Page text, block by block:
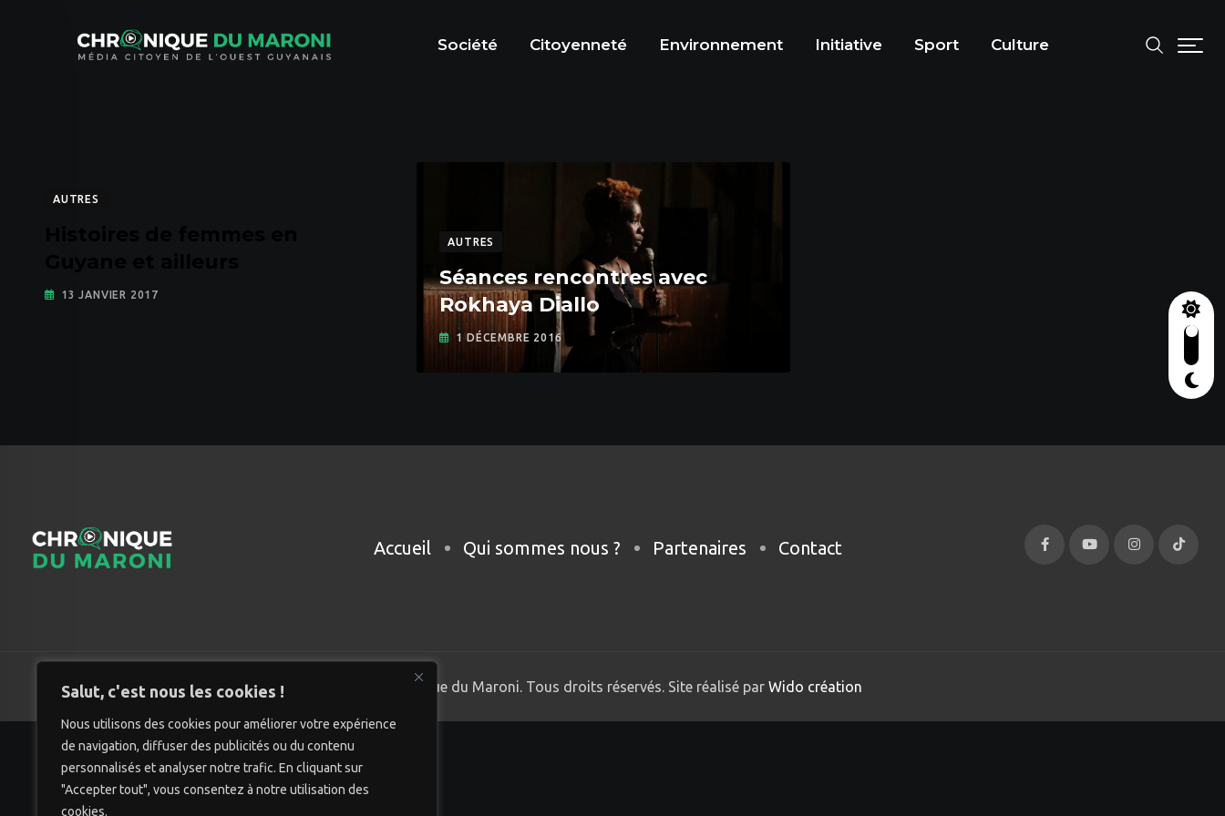
Salut, c'est nous les cookies !
Nous utilisons des cookies pour améliorer votre expérience
de navigation, diffuser des publicités ou du contenu
personnalisés et analyser notre trafic. En cliquant sur
"Accepter tout", vous consentez à notre utilisation des
cookies.
Société Citoyenneté Environnement Initiative Sport Culture
AUTRES
13 JANVIER 2017
AUTRES
Séances rencontres avec
Rokhaya Diallo
1 DÉCEMBRE 2016
Accueil Qui sommes nous ? Partenaires Contact
© Chronique du Maroni. Tous droits réservés. Site réalisé parWido création